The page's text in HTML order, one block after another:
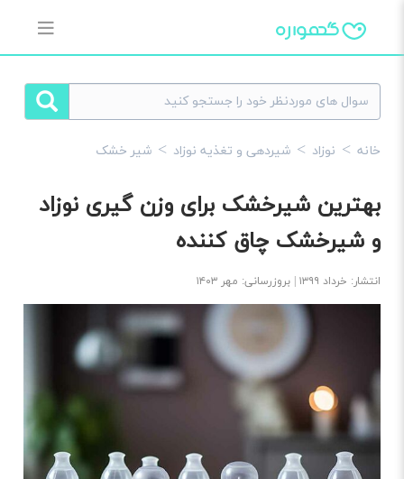
خانه نوزاد شیردهی و تغذیه نوزاد شیر خشک
بهترین شیرخشک برای وزن گیری نوزاد
و شیرخشک چاق کننده
انتشار: خرداد ۱۳۹۹ | بروزرسانی: مهر ۱۴۰۳